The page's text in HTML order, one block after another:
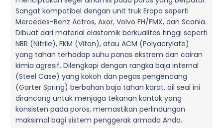
Sangat kompatibel dengan unit truk Eropa seperti
Mercedes-Benz Actros, Axor, Volvo FH/FMX, dan Scania.
Dibuat dari material elastomik berkualitas tinggi seperti
NBR (Nitrile), FKM (Viton), atau ACM (Polyacrylate)
yang tahan terhadap suhu panas ekstrem dan cairan
kimia agresif. Dilengkapi dengan rangka baja internal
(Steel Case) yang kokoh dan pegas pengencang
(Garter Spring) berbahan baja tahan karat, oil seal ini
dirancang untuk menjaga tekanan kontak yang
konsisten pada poros, memastikan perlindungan
maksimal bagi sistem penggerak armada Anda.